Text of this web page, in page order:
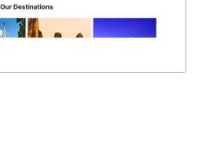
THỰC TẾ